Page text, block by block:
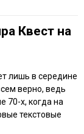
Квест на
лишь в середине
верно, ведь
70-х, когда на
текстовые